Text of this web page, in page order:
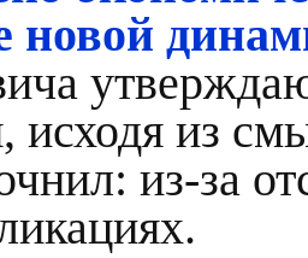
новой
исходя из
из-за